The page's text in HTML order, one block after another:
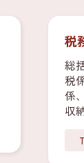
税
総
税
係
収